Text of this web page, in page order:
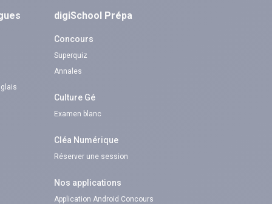
digiSchool Prépa
Concours
Superquiz
Annales
Culture Gé
Examen blanc
Cléa Numérique
Réserver une session
Nos applications
Application Android Concours